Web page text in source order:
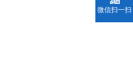
微信扫一扫